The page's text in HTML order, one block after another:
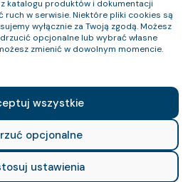
katalogu produktów i dokumentacji
ruch w serwisie. Niektóre pliki cookies są
wyłącznie za Twoją zgodą. Możesz
opcjonalne lub wybrać własne
zmienić w dowolnym momencie.
wszystkie
opcjonalne
ustawienia
wiedzy
Kontakt
S.A.
Warszawa